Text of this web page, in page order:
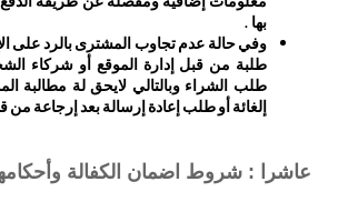
بها .
وفي حالة عدم تجاوب المشترى بالرد على
طلبة من قبل إدارة الموقع أو شركاء
طلب الشراء وبالتالي لايحق لة مطالبة
إلغائة أو طلب إعادة إرسالة بعد إرجاعة
عاشرا : شروط اضمان الكفالة